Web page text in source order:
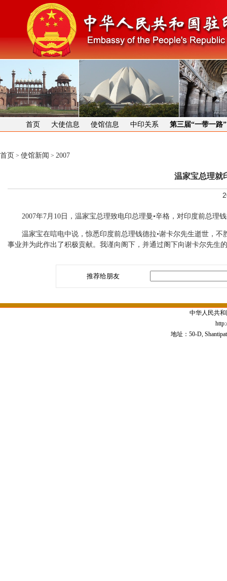
首页 大使信息 使馆信息 中印关系 第三届“一带一路
首页 > 使馆新闻 > 2007
温家宝总理就
2007年7月10日，温家宝总理致电印总理曼•辛格，对印度前总理
温家宝在唁电中说，惊悉印度前总理钱德拉•谢卡尔先生逝世，不
事业并为此作出了积极贡献。我谨向阁下，并通过阁下向谢卡尔先生
推荐给朋友
中华人民共
地址：50-D,